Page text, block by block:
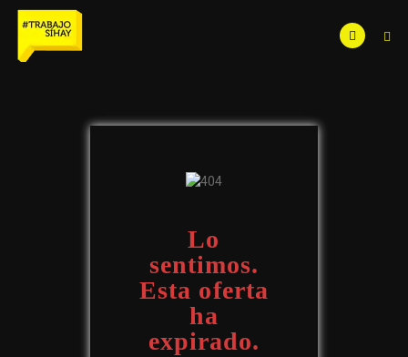
Lo
sentimos.
Esta oferta
ha
expirado.